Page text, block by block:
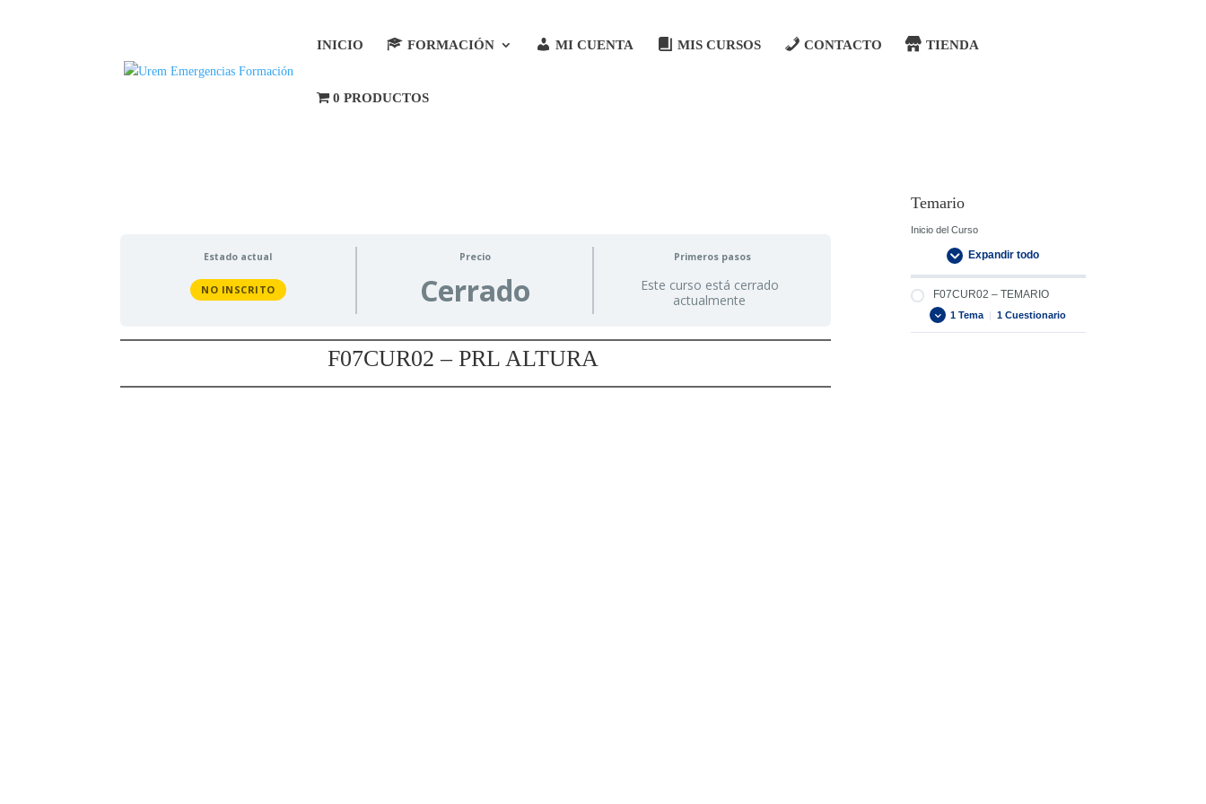
INICIO FORMACIÓN MI CUENTA MIS CURSOS CONTACTO TIENDA
0 PRODUCTOS
Estado actual
NO INSCRITO
Precio
Cerrado
Primeros pasos
Este curso está cerrado
actualmente
F07CUR02 – PRL ALTURA
Temario
Inicio del Curso
Expandir todo
F07CUR02 – TEMARIO
1 Tema | 1 Cuestionario